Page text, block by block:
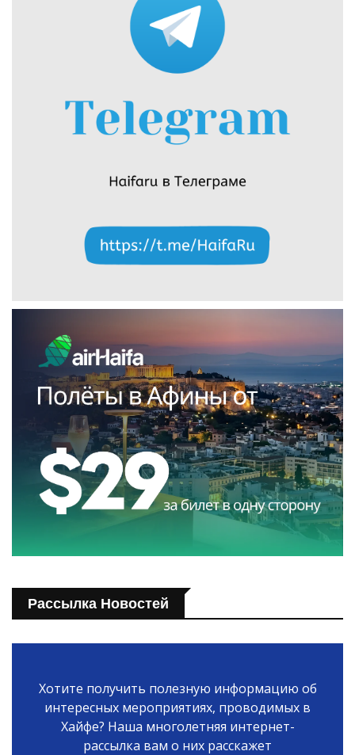
Рассылка Новостей
Хотите получить полезную информацию об
интересных мероприятиях, проводимых в
Хайфе? Наша многолетняя интернет-
рассылка вам о них расскажет